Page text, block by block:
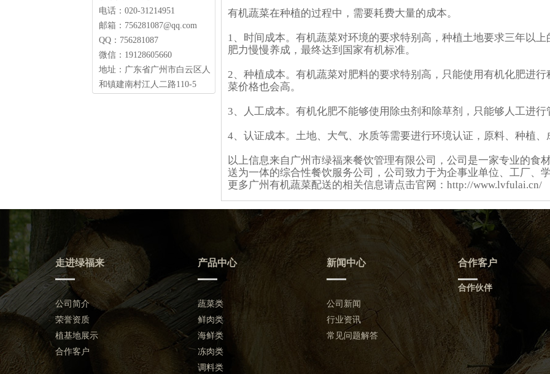
电话：020-31214951
邮箱：756281087@qq.com
QQ：756281087
微信：19128605660
地址：广东省广州市白云区人
和镇建南村江人二路110-5
有机蔬菜在种植的过程中，需要耗费大量的成本。
1、时间成本。有机蔬菜对环境的要求特别高，种植土地要求三年以
肥力慢慢养成，最终达到国家有机标准。
2、种植成本。有机蔬菜对肥料的要求特别高，只能使用有机化肥进
菜价格也会高。
3、人工成本。有机化肥不能够使用除虫剂和除草剂，只能够人工进行
4、认证成本。土地、大气、水质等需要进行环境认证，原料、种植
以上信息来自广州市绿福来餐饮管理有限公司，公司是一家专业的食
送为一体的综合性餐饮服务公司，公司致力于为企事业单位、工厂、
更多广州有机蔬菜配送的相关信息请点击官网：http://www.lvfulai.cn/
走进绿福来
公司简介
荣誉资质
植基地展示
合作客户
产品中心
蔬菜类
鲜肉类
海鲜类
冻肉类
调料类
新闻中心
公司新闻
行业资讯
常见问题解答
合作客户
合作伙伴